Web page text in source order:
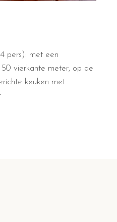
pers): met een
vierkante meter, op de
keuken met